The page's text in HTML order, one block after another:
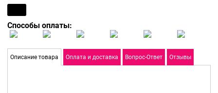
Способы оплаты:
Описание товара Оплата и доставка Вопрос-Ответ Отзывы